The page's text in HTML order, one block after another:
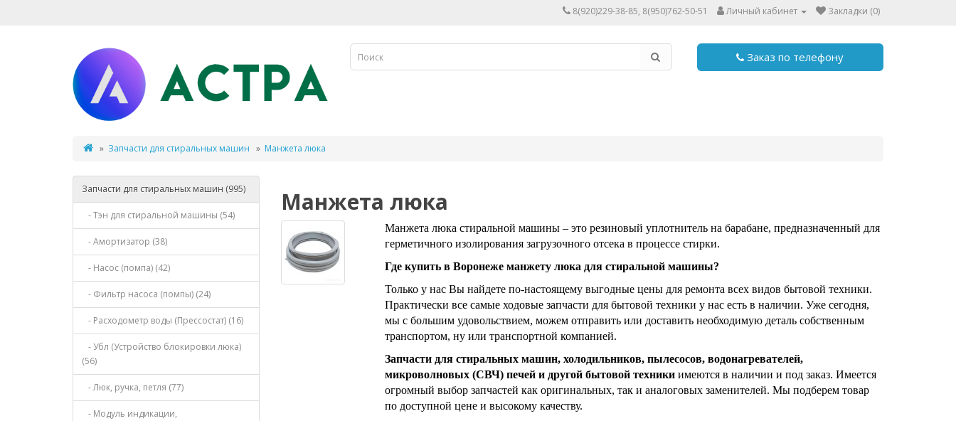
8(920)229-38-85, 8(950)762-50-51 Личный кабинет Закладки (0)
Заказ по телефону
Запчасти для стиральных машин Манжета люка
Запчасти для стиральных машин (995)
- Тэн для стиральной машины (54)
- Амортизатор (38)
- Насос (помпа) (42)
- Фильтр насоса (помпы) (24)
- Расходометр воды (Прессостат) (16)
- Убл (Устройство блокировки люка)
(56)
- Люк, ручка, петля (77)
- Модуль индикации,
Манжета люка
Манжета люка стиральной машины – это резиновый уплотнитель на барабане, предназначенный для
герметичного изолирования загрузочного отсека в процессе стирки.
Где купить в Воронеже манжету люка для стиральной машины?
Только у нас Вы найдете по-настоящему выгодные цены для ремонта всех видов бытовой техники.
Практически все самые ходовые запчасти для бытовой техники у нас есть в наличии. Уже сегодня,
мы с большим удовольствием, можем отправить или доставить необходимую деталь собственным
транспортом, ну или транспортной компанией.
Запчасти для стиральных машин, холодильников, пылесосов, водонагревателей,
микроволновых (СВЧ) печей и другой бытовой техники имеются в наличии и под заказ. Имеется
огромный выбор запчастей как оригинальных, так и аналоговых заменителей. Мы подберем товар
по доступной цене и высокому качеству.